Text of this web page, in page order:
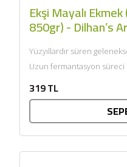
Ekşi Mayalı
850gr) - Dilhan’s
Yüzyıllardır süren
Uzun fermantasyon süreci
319 TL